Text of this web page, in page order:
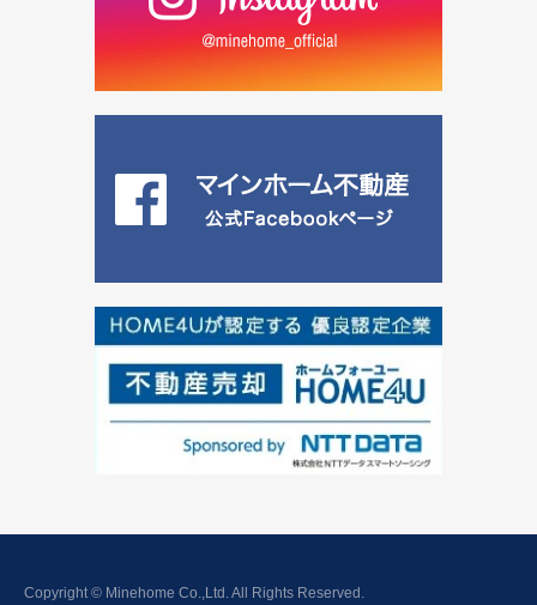
Copyright © Minehome Co.,Ltd. All Rights Reserved.